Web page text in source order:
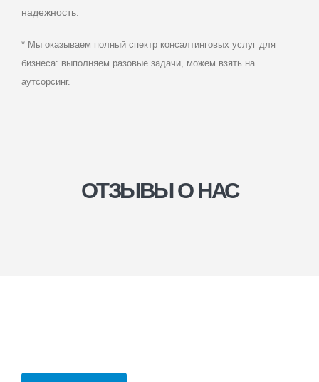
надежность.
* Мы оказываем полный спектр консалтинговых услуг для
бизнеса: выполняем разовые задачи, можем взять на
аутсорсинг.
ОТЗЫВЫ О НАС